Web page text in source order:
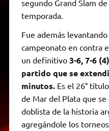
segundo Grand Slam
temporada.
Fue además
campeonato en contra
un definitivo 3-6, 7-6
partido que se
minutos.Es el 26°
de Mar del Plata que
doblista de la historia
agregándole los